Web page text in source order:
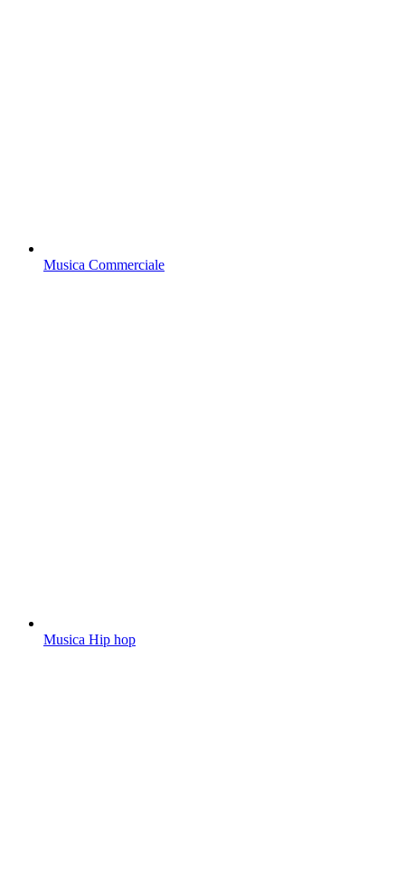
Musica Commerciale
Musica Hip hop